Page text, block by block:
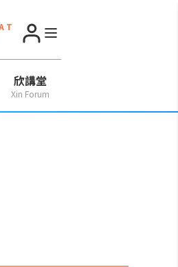
T
欣講堂
Xin Forum